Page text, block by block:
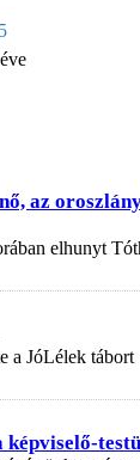
az
elhunyt
a JóLélek tábort